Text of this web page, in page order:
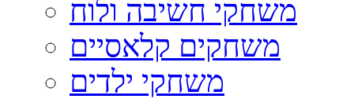
משחקי חשיבה ולוח
משחקים קלאסיים
משחקי ילדים